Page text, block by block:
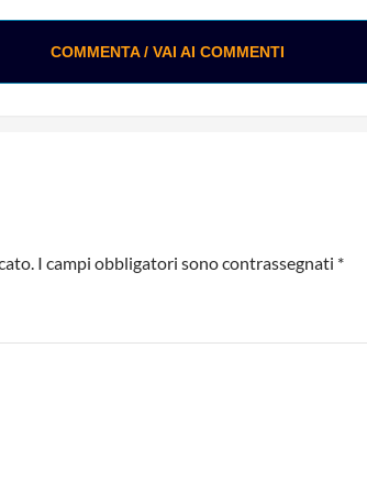
COMMENTA / VAI AI COMMENTI
I campi obbligatori sono contrassegnati *